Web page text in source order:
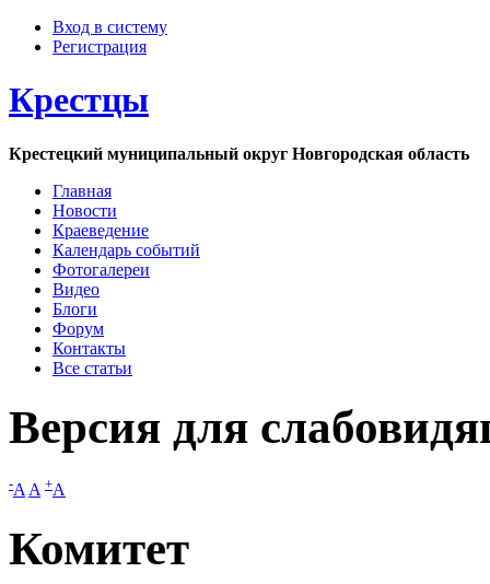
Вход в систему
Регистрация
Крестцы
Крестецкий муниципальный округ Новгородская область
Главная
Новости
Краеведение
Календарь событий
Фотогалереи
Видео
Блоги
Форум
Контакты
Все статьи
Версия для
-A A +A
Комитет